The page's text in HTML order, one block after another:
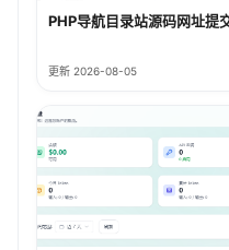
PHP导航目录站源码网址提
更新 2026-08-05